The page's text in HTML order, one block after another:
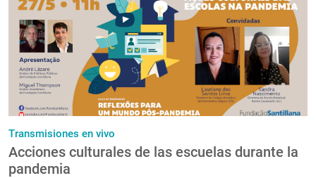
PT
Transmisiones en vivo
Acciones culturales de las escuelas durante la
pandemia